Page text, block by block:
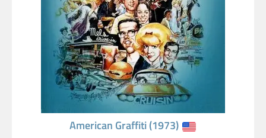
American Graffiti (1973)